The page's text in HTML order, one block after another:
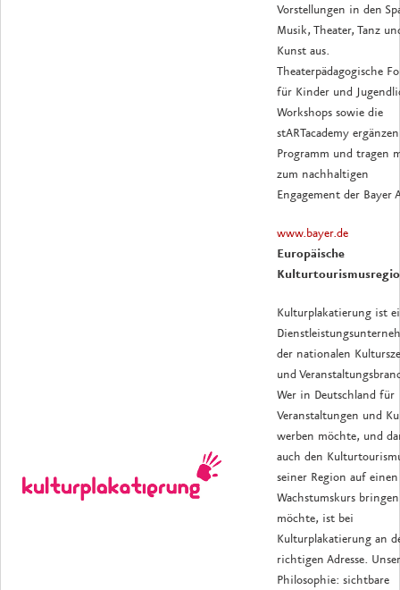
Vorstellungen in den
Musik, Theater, Tanz
Kunst aus.
Theaterpädagogische
für Kinder und
Workshops sowie die
stARTacademy
Programm und tragen
zum nachhaltigen
Engagement der Bayer
www.bayer.de
Europäische
Kulturplakatierung ist
der nationalen
und
Wer in Deutschland für
Veranstaltungen und
werben möchte, und
auch den
seiner Region auf einen
Wachstumskurs bringen
möchte, ist bei
Kulturplakatierung an
richtigen Adresse.
Philosophie: sichtbare